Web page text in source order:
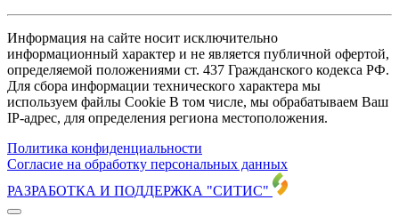
Информация на сайте носит исключительно
информационный характер и не является публичной офертой,
определяемой положениями ст. 437 Гражданского кодекса РФ.
Для сбора информации технического характера мы
используем файлы Cookie В том числе, мы обрабатываем Ваш
IP-адрес, для определения региона местоположения.
Политика конфиденциальности
Согласие на обработку персональных данных
РАЗРАБОТКА И ПОДДЕРЖКА "СИТИС"